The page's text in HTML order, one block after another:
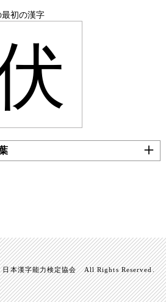
最初の漢字
本漢字能力検定協会 All Rights Reserved.